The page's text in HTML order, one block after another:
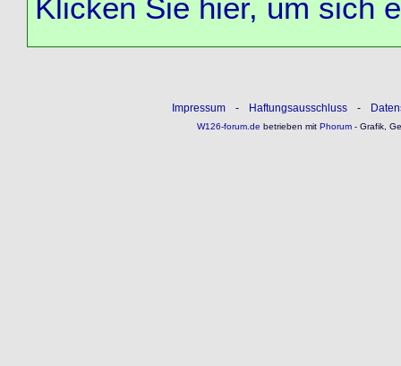
Klicken Sie hier, um sich
Impressum - Haftungsausschluss -
W126-forum.de betrieben mitPhorum- Grafik,